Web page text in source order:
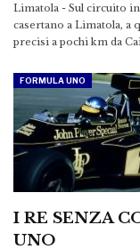
Limatola - Sul circuito
casertano a Limatola, a
precisi a pochi km da
FORMULA UNO
I RE SENZA
UNO